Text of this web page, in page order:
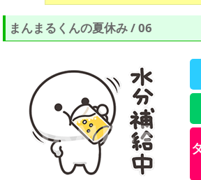
まんまるくんの夏休み / 06